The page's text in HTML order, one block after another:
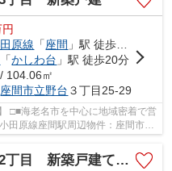
円
原線 「座間 」駅 徒歩17分
「かしわ台 」駅 徒歩20分
104.06㎡
座間市立野台 ３丁目25-29
□■海老名市を中心に地域密着で営
田原線座間駅周辺物件：座間市立
手数料...
建て 全1棟【仲介手数料無料】